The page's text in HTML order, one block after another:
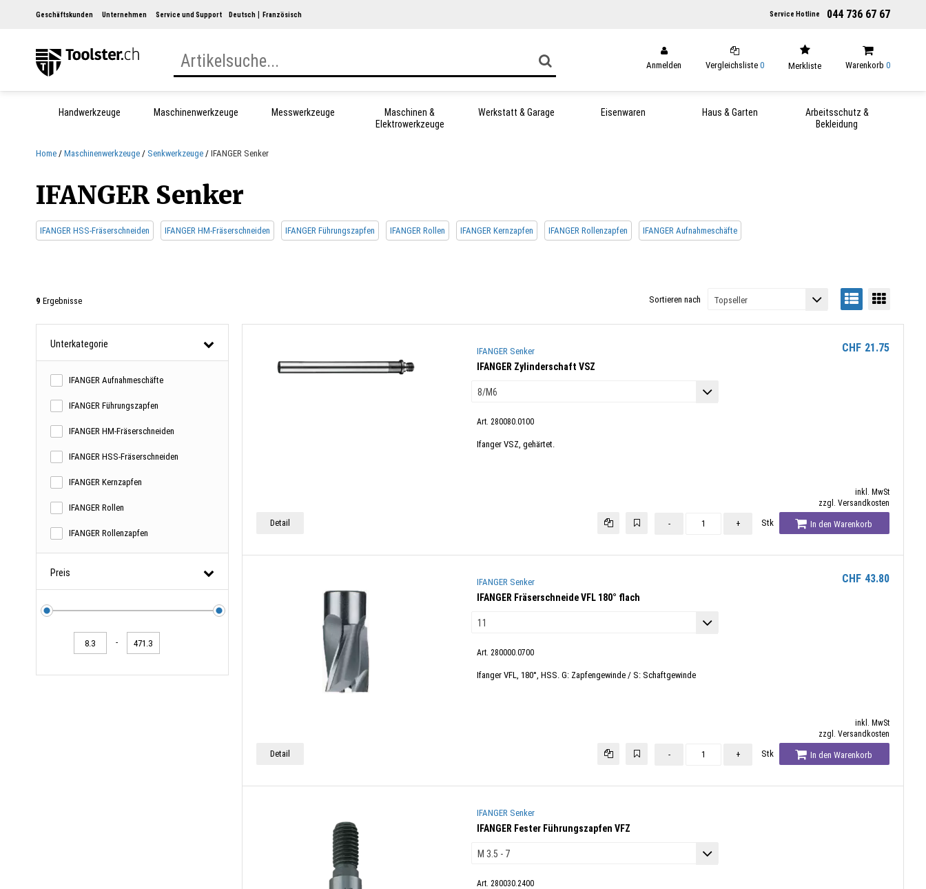
Geschäftskunden Unternehmen Service und Support Deutsch Französisch Service Hotline 044 736 67 67
Anmelden Vergleichsliste 0 Merkliste Warenkorb 0
Handwerkzeuge Maschinenwerkzeuge Messwerkzeuge
Maschinen &
Elektrowerkzeuge
Werkstatt & Garage Eisenwaren Haus & Garten
Arbeitsschutz &
Bekleidung
Home Maschinenwerkzeuge Senkwerkzeuge IFANGER Senker
IFANGER Senker
IFANGER HSS-Fräserschneiden IFANGER HM-Fräserschneiden IFANGER Führungszapfen IFANGER Rollen IFANGER Kernzapfen IFANGER Rollenzapfen IFANGER Aufnahmeschäfte
9 Ergebnisse Sortieren nach
Unterkategorie
IFANGER Aufnahmeschäfte
IFANGER Führungszapfen
IFANGER HM-Fräserschneiden
IFANGER HSS-Fräserschneiden
IFANGER Kernzapfen
IFANGER Rollen
IFANGER Rollenzapfen
Preis
-
IFANGER Senker
IFANGER Zylinderschaft VSZ
Art. 280080.0100
Ifanger VSZ, gehärtet.
CHF 21.75
inkl. MwSt
zzgl. Versandkosten
Detail - + Stk In den Warenkorb
IFANGER Senker
IFANGER Fräserschneide VFL 180° flach
Art. 280000.0700
Ifanger VFL, 180°, HSS. G: Zapfengewinde / S: Schaftgewinde
CHF 43.80
inkl. MwSt
zzgl. Versandkosten
Detail - + Stk In den Warenkorb
IFANGER Senker
IFANGER Fester Führungszapfen VFZ
Art. 280030.2400